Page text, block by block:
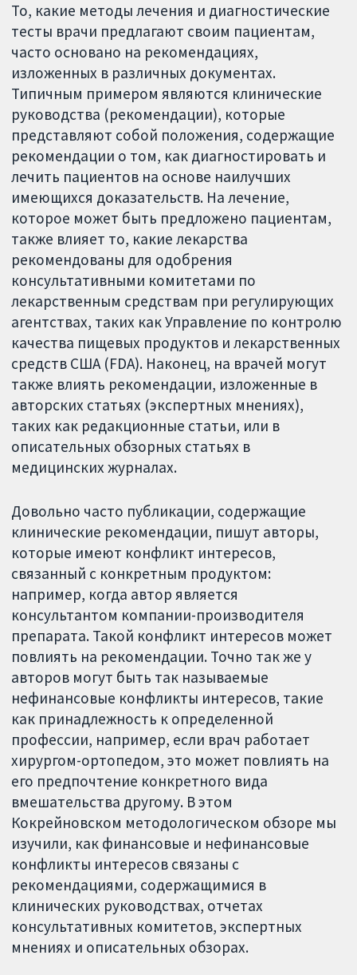
То, какие методы лечения и диагностические
тесты врачи предлагают своим пациентам,
часто основано на рекомендациях,
изложенных в различных документах.
Типичным примером являются клинические
руководства (рекомендации), которые
представляют собой положения, содержащие
рекомендации о том, как диагностировать и
лечить пациентов на основе наилучших
имеющихся доказательств. На лечение,
которое может быть предложено пациентам,
также влияет то, какие лекарства
рекомендованы для одобрения
консультативными комитетами по
лекарственным средствам при регулирующих
агентствах, таких как Управление по контролю
качества пищевых продуктов и лекарственных
средств США (FDA). Наконец, на врачей могут
также влиять рекомендации, изложенные в
авторских статьях (экспертных мнениях),
таких как редакционные статьи, или в
описательных обзорных статьях в
медицинских журналах.
Довольно часто публикации, содержащие
клинические рекомендации, пишут авторы,
которые имеют конфликт интересов,
связанный с конкретным продуктом:
например, когда автор является
консультантом компании-производителя
препарата. Такой конфликт интересов может
повлиять на рекомендации. Точно так же у
авторов могут быть так называемые
нефинансовые конфликты интересов, такие
как принадлежность к определенной
профессии, например, если врач работает
хирургом-ортопедом, это может повлиять на
его предпочтение конкретного вида
вмешательства другому. В этом
Кокрейновском методологическом обзоре мы
изучили, как финансовые и нефинансовые
конфликты интересов связаны с
рекомендациями, содержащимися в
клинических руководствах, отчетах
консультативных комитетов, экспертных
мнениях и описательных обзорах.